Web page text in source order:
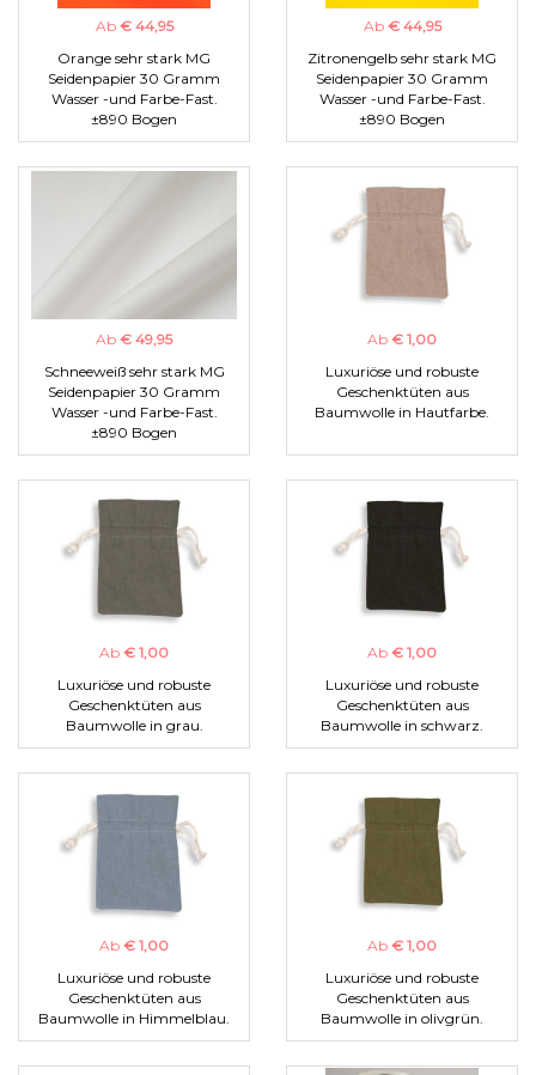
Ab € 44,95
Orange sehr stark MG
Seidenpapier 30 Gramm
Wasser -und Farbe-Fast.
±890 Bogen
Ab € 44,95
Zitronengelb sehr stark MG
Seidenpapier 30 Gramm
Wasser -und Farbe-Fast.
±890 Bogen
Ab € 49,95
Schneeweiß sehr stark MG
Seidenpapier 30 Gramm
Wasser -und Farbe-Fast.
±890 Bogen
Ab € 1,00
Luxuriöse und robuste
Geschenktüten aus
Baumwolle in Hautfarbe.
Ab € 1,00
Luxuriöse und robuste
Geschenktüten aus
Baumwolle in grau.
Ab € 1,00
Luxuriöse und robuste
Geschenktüten aus
Baumwolle in schwarz.
Ab € 1,00
Luxuriöse und robuste
Geschenktüten aus
Baumwolle in Himmelblau.
Ab € 1,00
Luxuriöse und robuste
Geschenktüten aus
Baumwolle in olivgrün.